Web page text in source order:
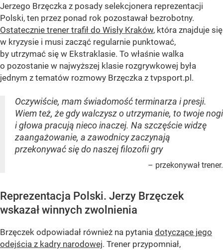
Jerzego Brzęczka z posady selekcjonera reprezentacji
Polski, ten przez ponad rok pozostawał bezrobotny.
Ostatecznie trener trafił do Wisły Kraków, która znajduje się
w kryzysie i musi zacząć regularnie punktować,
by utrzymać się w Ekstraklasie. To właśnie walka
o pozostanie w najwyższej klasie rozgrywkowej była
jednym z tematów rozmowy Brzęczka z tvpsport.pl.
Oczywiście, mam świadomość terminarza i presji.
Wiem też, że gdy walczysz o utrzymanie, to twoje nogi
i głowa pracują nieco inaczej. Na szczęście widzę
zaangażowanie, a zawodnicy zaczynają
przekonywać się do naszej filozofii gry
– przekonywał trener.
Reprezentacja Polski. Jerzy Brzęczek
wskazał winnych zwolnienia
Brzęczek odpowiadał również na pytania dotyczące jego
odejścia z kadry narodowej. Trener przypomniał,